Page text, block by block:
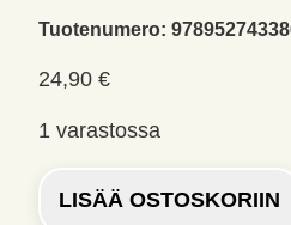
Tuotenumero:
24,90 €
1 varastossa
Särkyneen
sydämen
LISÄÄ OSTOSKORIIN